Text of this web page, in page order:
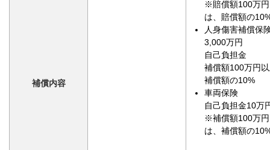
補償内容
※賠償額100万
は、賠償額の
人身傷害補償保
3,000万円
自己負担金
補償額100万円
補償額の10%
車両保険
自己負担金10万
※補償額100万
は、補償額の